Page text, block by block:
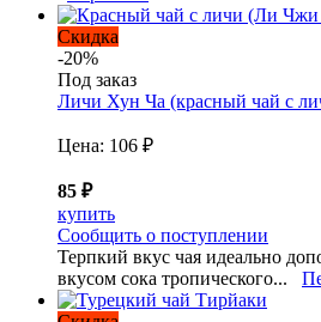
Скидка
-20%
Под заказ
Личи Хун Ча (красный чай с
Цена: 106 ₽
85 ₽
купить
Сообщить о поступлении
Терпкий вкус чая идеально
вкусом сока тропического...